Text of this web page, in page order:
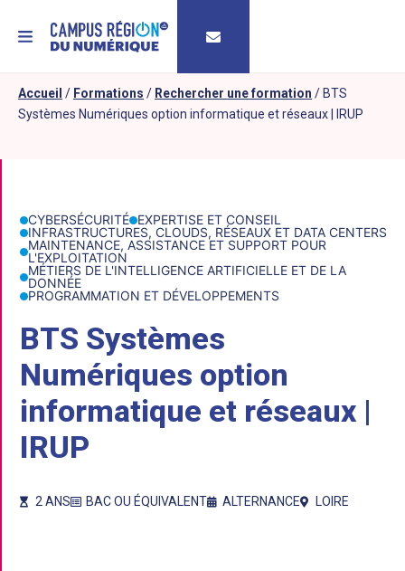
MENU
Accueil / Formations / Rechercher une formation / BTS
Systèmes Numériques option informatique et réseaux | IRUP
CYBERSÉCURITÉ EXPERTISE ET CONSEIL
INFRASTRUCTURES, CLOUDS, RÉSEAUX ET DATA CENTERS
MAINTENANCE, ASSISTANCE ET SUPPORT POUR
L'EXPLOITATION
MÉTIERS DE L'INTELLIGENCE ARTIFICIELLE ET DE LA
DONNÉE
PROGRAMMATION ET DÉVELOPPEMENTS
BTS Systèmes
Numériques option
informatique et réseaux |
IRUP
2 ANS BAC OU ÉQUIVALENT ALTERNANCE LOIRE